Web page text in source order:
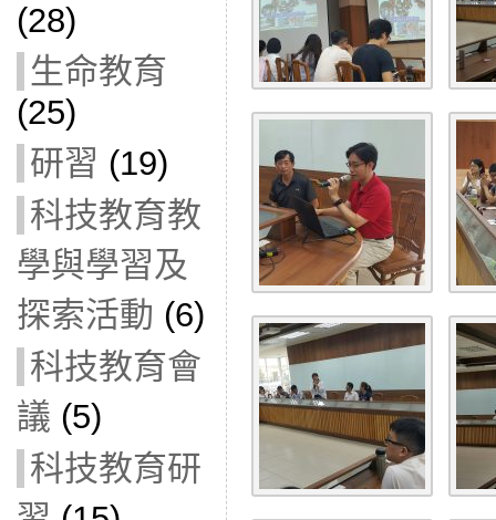
(28)
生命教育
(25)
研習 (19)
科技教育教
學與學習及
探索活動 (6)
科技教育會
議 (5)
科技教育研